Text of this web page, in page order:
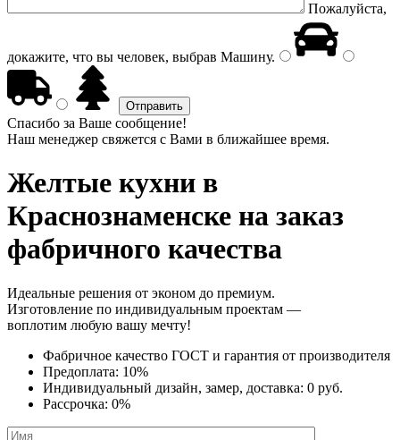
Пожалуйста,
докажите, что вы человек, выбрав Машину.
Спасибо за Ваше сообщение!
Наш менеджер свяжется с Вами в ближайшее время.
Желтые кухни в
Краснознаменске на заказ
фабричного качества
Идеальные решения от эконом до премиум.
Изготовление по индивидуальным проектам —
воплотим любую вашу мечту!
Фабричное качество ГОСТ и гарантия от производителя
Предоплата: 10%
Индивидуальный дизайн, замер, доставка: 0 руб.
Рассрочка: 0%